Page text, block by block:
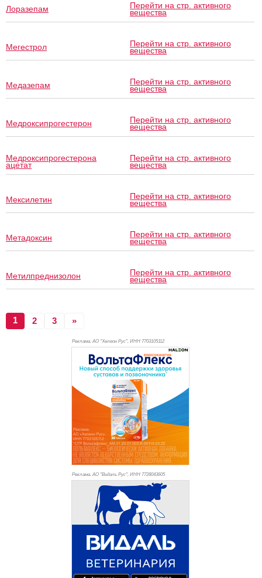
Лоразепам Перейти на стр. активного
вещества
Мегестрол Перейти на стр. активного
вещества
Медазепам Перейти на стр. активного
вещества
Медроксипрогестерон Перейти на стр. активного
вещества
Медроксипрогестерона
ацетат
Перейти на стр. активного
вещества
Мексилетин Перейти на стр. активного
вещества
Метадоксин Перейти на стр. активного
вещества
Метилпреднизолон Перейти на стр. активного
вещества
1 2 3 »
Реклама. АО "Хелеон Рус", ИНН 7703105112
Реклама. АО "Видаль Рус", ИНН 7728043605